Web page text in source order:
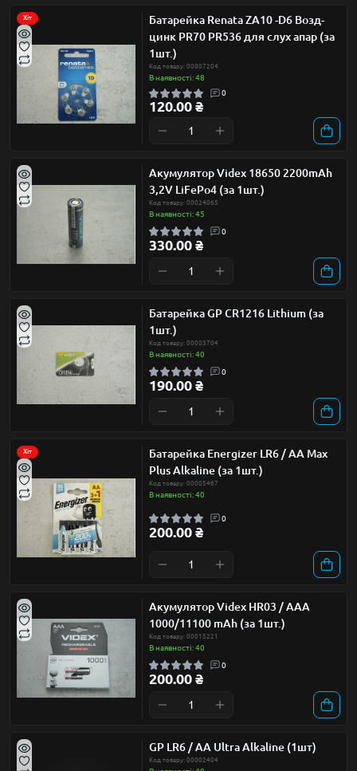
Хіт
Батарейка Renata ZA10 -D6 Возд-
цинк PR70 PR536 для слух апар (за
1шт.)
Код товару: 00007204
В наявності: 48
0
120.00 ₴
Акумулятор Videx 18650 2200mAh
3,2V LiFePo4 (за 1шт.)
Код товару: 00024065
В наявності: 45
0
330.00 ₴
Батарейка GP CR1216 Lithium (за
1шт.)
Код товару: 00003704
В наявності: 40
0
190.00 ₴
Хіт
Батарейка Energizer LR6 / AA Max
Plus Alkaline (за 1шт.)
Код товару: 00005467
В наявності: 40
0
200.00 ₴
Акумулятор Videx HR03 / AAA
1000/11100 mAh (за 1шт.)
Код товару: 00015221
В наявності: 40
0
200.00 ₴
GP LR6 / AA Ultra Alkaline (1шт)
Код товару: 00002404